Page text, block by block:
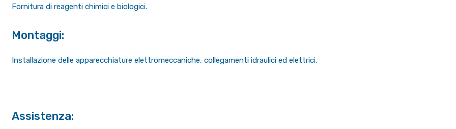
Fornitura di reagenti chimici e biologici.
Montaggi:
Installazione delle apparecchiature elettromeccaniche, collegamenti idraulici ed elettrici.
Assistenza: